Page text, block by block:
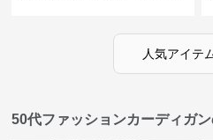
人気アイテ
50代ファッションカーディガ